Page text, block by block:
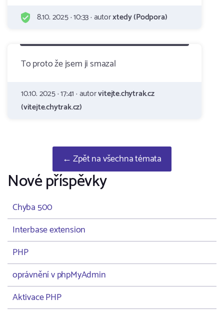
8.10. 2025 · 10:33 · autorxtedy (Podpora)
To proto že jsem ji smazal
10.10. 2025 · 17:41 · autorvitejte.chytrak.cz
(vitejte.chytrak.cz)
← Zpět na všechna témata
Nové příspěvky
Chyba 500
Interbase extension
PHP
oprávnění v phpMyAdmin
Aktivace PHP